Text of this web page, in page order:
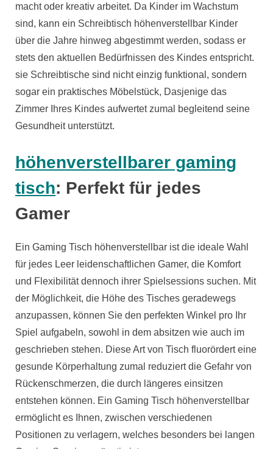
macht oder kreativ arbeitet. Da Kinder im Wachstum
sind, kann ein Schreibtisch höhenverstellbar Kinder
über die Jahre hinweg abgestimmt werden, sodass er
stets den aktuellen Bedürfnissen des Kindes entspricht.
sie Schreibtische sind nicht einzig funktional, sondern
sogar ein praktisches Möbelstück, Dasjenige das
Zimmer Ihres Kindes aufwertet zumal begleitend seine
Gesundheit unterstützt.
höhenverstellbarer gaming
tisch: Perfekt für jedes
Gamer
Ein Gaming Tisch höhenverstellbar ist die ideale Wahl
für jedes Leer leidenschaftlichen Gamer, die Komfort
und Flexibilität dennoch ihrer Spielsessions suchen. Mit
der Möglichkeit, die Höhe des Tisches geradewegs
anzupassen, können Sie den perfekten Winkel pro Ihr
Spiel aufgabeln, sowohl in dem absitzen wie auch im
geschrieben stehen. Diese Art von Tisch fluorördert eine
gesunde Körperhaltung zumal reduziert die Gefahr von
Rückenschmerzen, die durch längeres einsitzen
entstehen können. Ein Gaming Tisch höhenverstellbar
ermöglicht es Ihnen, zwischen verschiedenen
Positionen zu verlagern, welches besonders bei langen